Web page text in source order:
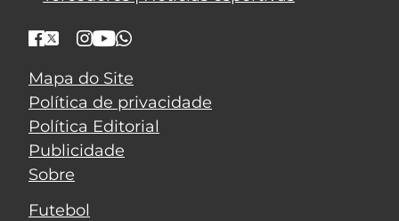
Mapa do Site
Política de privacidade
Política Editorial
Publicidade
Sobre
Futebol